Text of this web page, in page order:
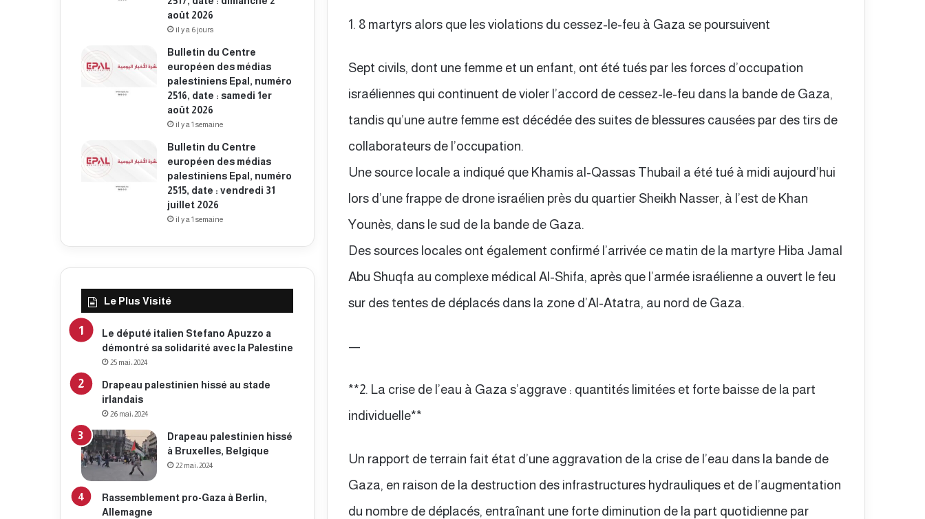
1. 8 martyrs alors que les violations du cessez-le-feu à Gaza se poursuivent
Sept civils, dont une femme et un enfant, ont été tués par les forces d’occupation
israéliennes qui continuent de violer l’accord de cessez-le-feu dans la bande de Gaza,
tandis qu’une autre femme est décédée des suites de blessures causées par des tirs de
collaborateurs de l’occupation.
Une source locale a indiqué que Khamis al-Qassas Thubail a été tué à midi aujourd’hui
lors d’une frappe de drone israélien près du quartier Sheikh Nasser, à l’est de Khan
Younès, dans le sud de la bande de Gaza.
Des sources locales ont également confirmé l’arrivée ce matin de la martyre Hiba Jamal
Abu Shuqfa au complexe médical Al-Shifa, après que l’armée israélienne a ouvert le feu
sur des tentes de déplacés dans la zone d’Al-Atatra, au nord de Gaza.
—
**2. La crise de l’eau à Gaza s’aggrave : quantités limitées et forte baisse de la part
individuelle**
Un rapport de terrain fait état d’une aggravation de la crise de l’eau dans la bande de
Gaza, en raison de la destruction des infrastructures hydrauliques et de l’augmentation
du nombre de déplacés, entraînant une forte diminution de la part quotidienne par
août 2026
il y a 6 jours
Bulletin du Centre
européen des médias
palestiniens Epal, numéro
2516, date : samedi 1er
août 2026
il y a 1 semaine
Bulletin du Centre
européen des médias
palestiniens Epal, numéro
2515, date : vendredi 31
juillet 2026
il y a 1 semaine
Le Plus Visité
Le député italien Stefano Apuzzo a
démontré sa solidarité avec la Palestine
25 mai، 2024
Drapeau palestinien hissé au stade
irlandais
26 mai، 2024
Drapeau palestinien hissé
à Bruxelles, Belgique
22 mai، 2024
Rassemblement pro-Gaza à Berlin,
Allemagne